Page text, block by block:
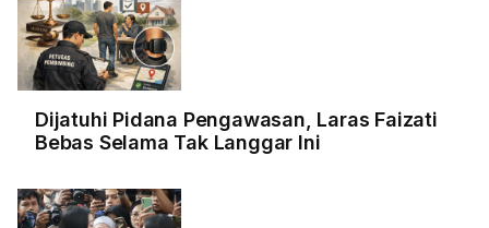
Dijatuhi Pidana Pengawasan, Laras Faizati
Bebas Selama Tak Langgar Ini